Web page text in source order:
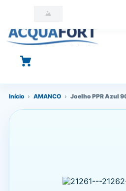
O que você está procurando?
Início › AMANCO › Joelho PPR Azul